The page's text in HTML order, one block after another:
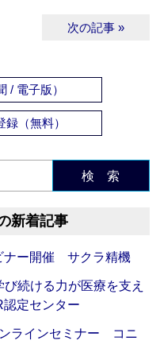
次の記事 »
/ 電子版）
（無料）
検 索
新着記事
ナー開催 サクラ精機
続ける力が医療を支え
定センター
ラインセミナー コニ